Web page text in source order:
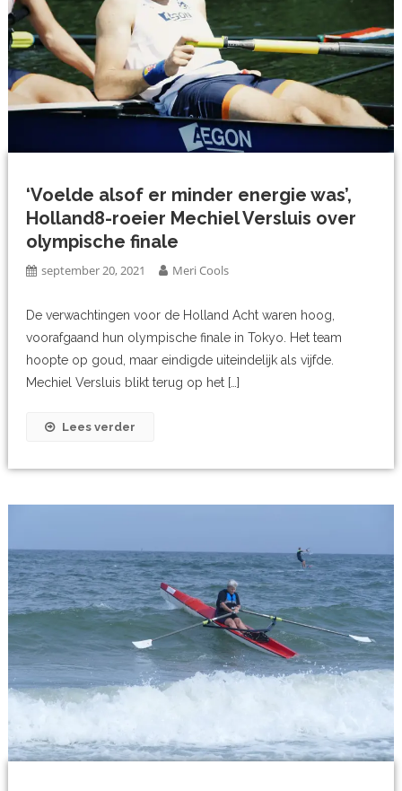
‘Voelde alsof er minder energie was’,
Holland8-roeier Mechiel Versluis over
olympische finale
september 20, 2021 Meri Cools
De verwachtingen voor de Holland Acht waren hoog,
voorafgaand hun olympische finale in Tokyo. Het team
hoopte op goud, maar eindigde uiteindelijk als vijfde.
Mechiel Versluis blikt terug op het […]
Lees verder